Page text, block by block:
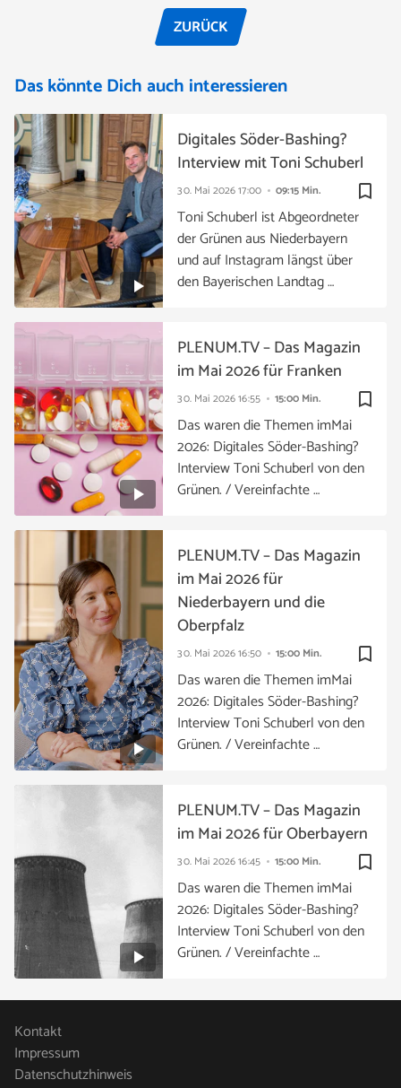
ZURÜCK
Das könnte Dich auch interessieren
bookmark_border
30. Mai 202617:00 09:15 Min.
Digitales Söder-Bashing?
Interview mit Toni Schuberl
Toni Schuberl ist Abgeordneter
der Grünen aus Niederbayern
und auf Instagram längst über
den Bayerischen Landtag …
bookmark_border
30. Mai 202616:55 15:00 Min.
PLENUM.TV – Das Magazin
im Mai 2026 für Franken
Das waren die Themen imMai
2026: Digitales Söder-Bashing?
Interview Toni Schuberl von den
Grünen. / Vereinfachte …
bookmark_border
30. Mai 202616:50 15:00 Min.
PLENUM.TV – Das Magazin
im Mai 2026 für
Niederbayern und die
Oberpfalz
Das waren die Themen imMai
2026: Digitales Söder-Bashing?
Interview Toni Schuberl von den
Grünen. / Vereinfachte …
bookmark_border
30. Mai 202616:45 15:00 Min.
PLENUM.TV – Das Magazin
im Mai 2026 für Oberbayern
Das waren die Themen imMai
2026: Digitales Söder-Bashing?
Interview Toni Schuberl von den
Grünen. / Vereinfachte …
Kontakt
Impressum
Datenschutzhinweis